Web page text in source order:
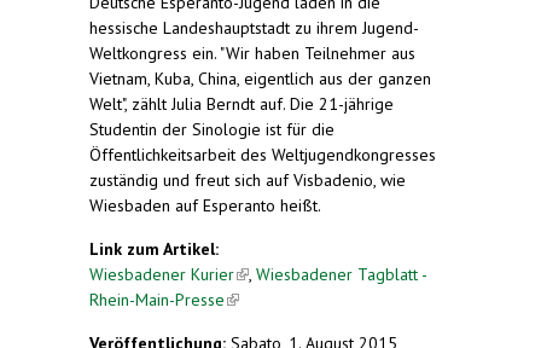
hessische Landeshauptstadt zu ihrem Jugend-
Weltkongress ein. "Wir haben Teilnehmer aus
Vietnam, Kuba, China, eigentlich aus der ganzen
Welt", zählt Julia Berndt auf. Die 21-jährige
Studentin der Sinologie ist für die
Öffentlichkeitsarbeit des Weltjugendkongresses
zuständig und freut sich auf Visbadenio, wie
Wiesbaden auf Esperanto heißt.
Link zum Artikel:
Wiesbadener Kurier(link is external)
Wiesbadener Tagblatt -
Rhein-Main-Presse(link is external)
Veröffentlichung: Sabato, 1. August 2015